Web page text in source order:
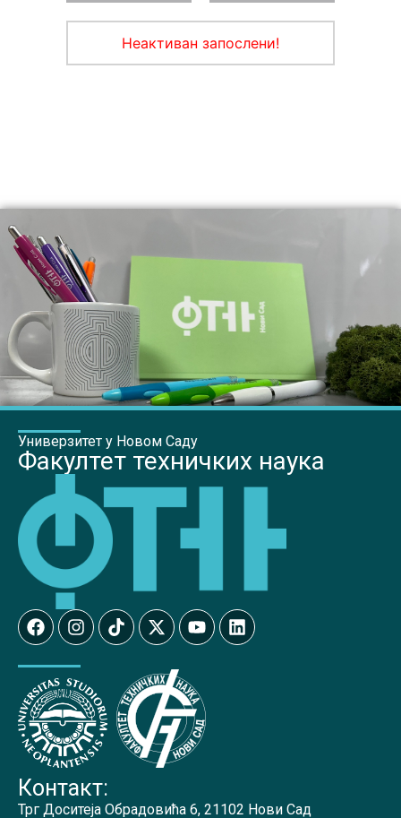
Неактиван запослени!
Универзитет у Новом Саду
Факултет техничких наука
Контакт:
Трг Доситеја Обрадовића 6, 21102 Нови Сад